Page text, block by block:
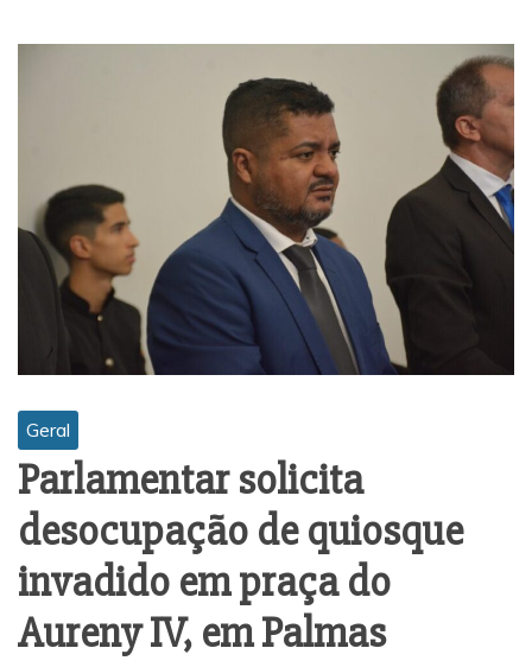
Geral
Parlamentar solicita
desocupação de quiosque
invadido em praça do
Aureny IV, em Palmas